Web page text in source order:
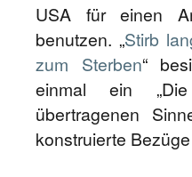
USA für einen
benutzen. „Stirb
zum Sterben“
einmal ein „Die
übertragenen
konstruierte